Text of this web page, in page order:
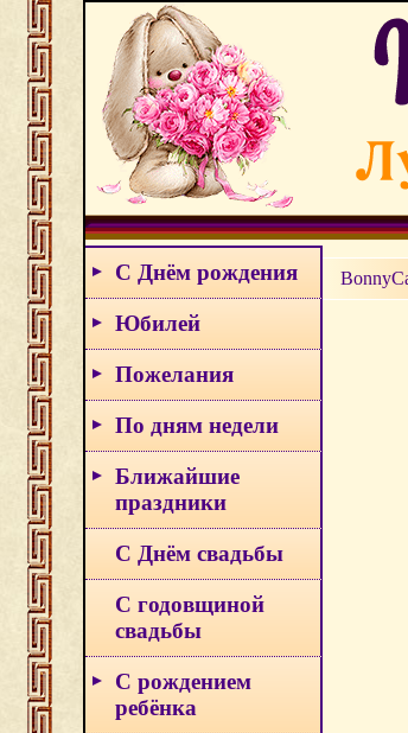
С Днём рождения
Юбилей
Пожелания
По дням недели
Ближайшие
праздники
С Днём свадьбы
С годовщиной
свадьбы
С рождением
ребёнка